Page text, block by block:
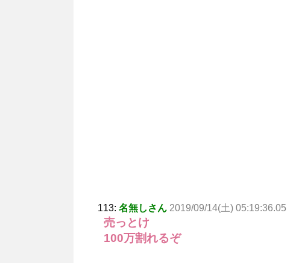
113: 名無しさん 2019/09/14(土) 05:19:36.05
売っとけ
100万割れるぞ